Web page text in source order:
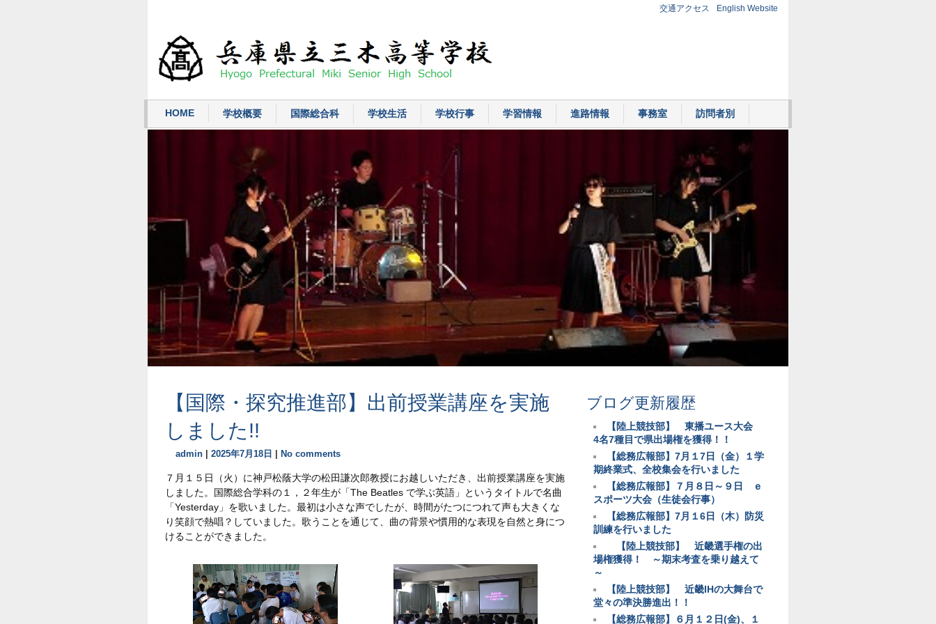
English Website
交通アクセス
HOME 学校概要 国際総合科 学校生活 学校行事 学習情報 進路情報 事務室 訪問者別
【国際・探究推進部】出前授業講座を実施
しました!!
admin 2025年7月18日 No comments
７月１５日（火）に神戸松蔭大学の松田謙次郎教授にお越しいただき、出前授業講座を実施
しました。国際総合学科の１，２年生が「The Beatles で学ぶ英語」というタイトルで名曲
「Yesterday」を歌いました。最初は小さな声でしたが、時間がたつにつれて声も大きくな
り笑顔で熱唱？していました。歌うことを通じて、曲の背景や慣用的な表現を自然と身につ
けることができました。
ブログ更新履歴
【陸上競技部】 東播ユース大会
4名7種目で県出場権を獲得！！
【総務広報部】7月１7日（金）１学
期終業式、全校集会を行いました
【総務広報部】７月８日～９日 ｅ
スポーツ大会（生徒会行事）
【総務広報部】7月１6日（木）防災
訓練を行いました
【陸上競技部】 近畿選手権の出
場権獲得！ ～期末考査を乗り越えて
～
【陸上競技部】 近畿IHの大舞台で
堂々の準決勝進出！！
【総務広報部】６月１２日(金)、１